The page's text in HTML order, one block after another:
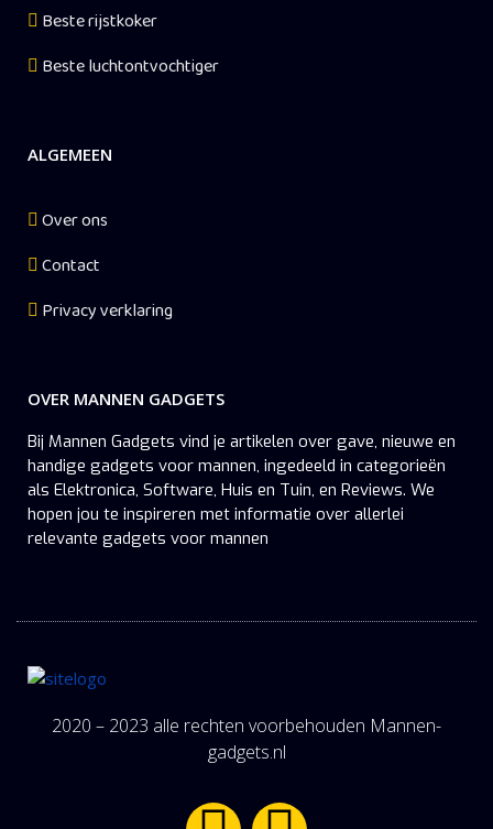
Beste rijstkoker
Beste luchtontvochtiger
ALGEMEEN
Over ons
Contact
Privacy verklaring
OVER MANNEN GADGETS
Bij Mannen Gadgets vind je artikelen over gave, nieuwe en
handige gadgets voor mannen, ingedeeld in categorieën
als Elektronica, Software, Huis en Tuin, en Reviews. We
hopen jou te inspireren met informatie over allerlei
relevante gadgets voor mannen
2020 – 2023 alle rechten voorbehouden Mannen-
gadgets.nl